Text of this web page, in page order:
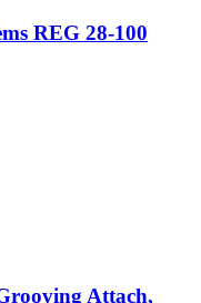
REG 28-100
Attach,